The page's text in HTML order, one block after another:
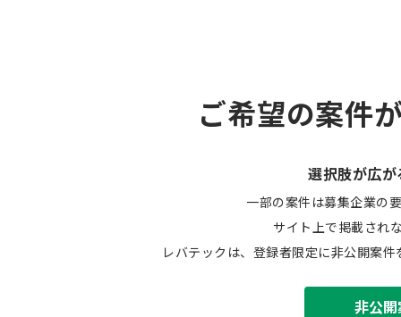
ご希望の案件
選択肢が広が
一部の案件は募集企業の
サイト上で掲載され
レバテックは、登録者限定に非公開案
非公